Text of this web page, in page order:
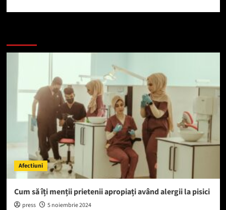
Afectiuni
Cum să îți menții prietenii apropiați având alergii la pisici
press 5 noiembrie 2024